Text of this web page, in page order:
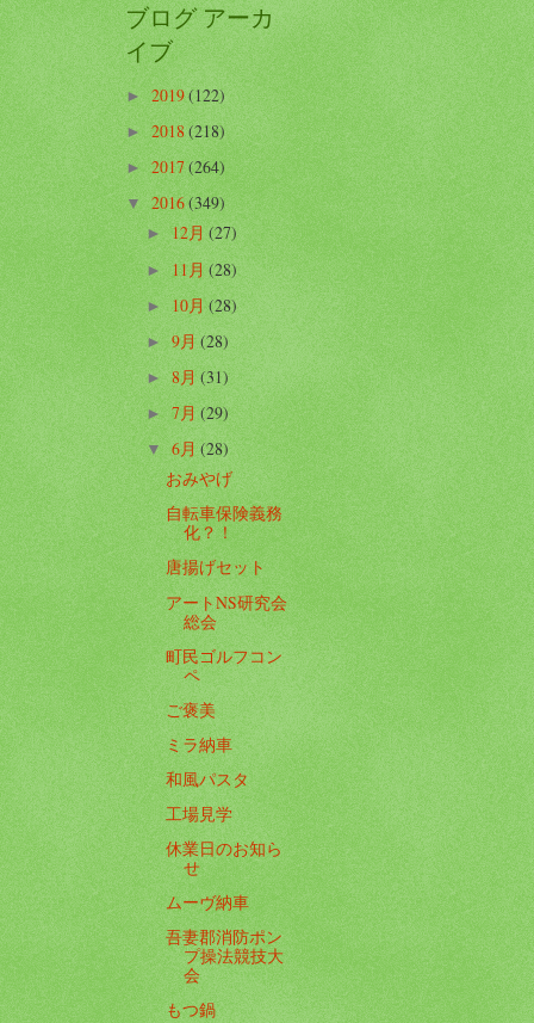
ブログ アーカ
イブ
►2019(122)
► 2018(218)
►2017(264)
▼2016(349)
►12月(27)
►11月(28)
► 10月(28)
► 9月(28)
►8月(31)
►7月(29)
▼6月(28)
おみやげ
自転車保険義務
化？！
唐揚げセット
アートNS研究会
総会
町民ゴルフコン
ペ
ご褒美
ミラ納車
和風パスタ
工場見学
休業日のお知ら
せ
ムーヴ納車
吾妻郡消防ポン
プ操法競技大
会
もつ鍋